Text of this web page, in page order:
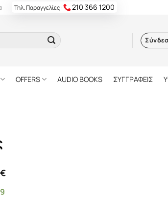
Τηλ. Παραγγελίες: 210 366 1200
OFFERS AUDIO BOOKS ΣΥΓΓΡΑΦΕΙΣ
€Η